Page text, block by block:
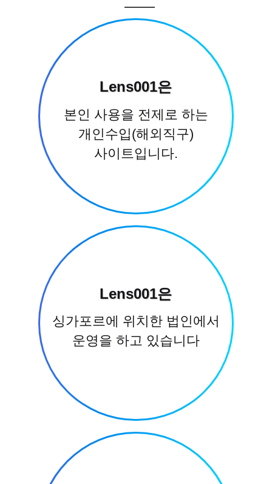
Lens001은
본인 사용을 전제로 하는
개인수입(해외직구)
사이트입니다.
Lens001은
싱가포르에 위치한 법인에서
운영을 하고 있습니다